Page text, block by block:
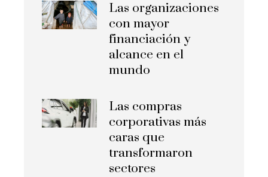
Las organizaciones
con mayor
financiación y
alcance en el
mundo
Las compras
corporativas más
caras que
transformaron
sectores